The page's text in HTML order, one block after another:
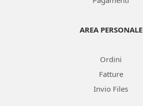
AREA PERSONALE
Ordini
Fatture
Invio Files